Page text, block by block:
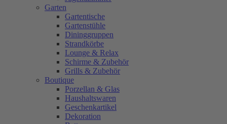
Garten
Gartentische
Gartenstühle
Dininggruppen
Strandkörbe
Lounge & Relax
Schirme & Zubehör
Grills & Zubehör
Boutique
Porzellan & Glas
Haushaltswaren
Geschenkartikel
Dekoration